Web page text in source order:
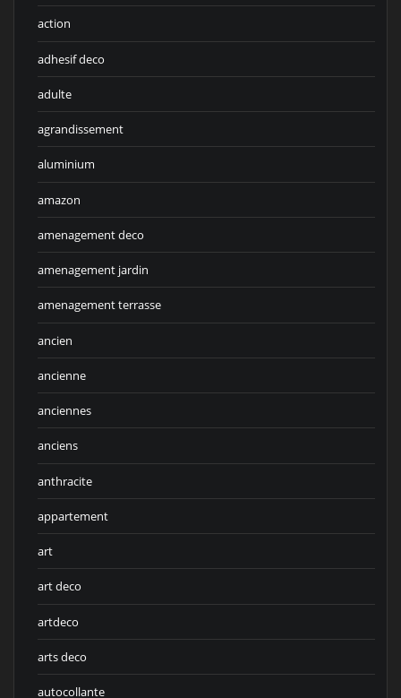
action
adhesif deco
adulte
agrandissement
aluminium
amazon
amenagement deco
amenagement jardin
amenagement terrasse
ancien
ancienne
anciennes
anciens
anthracite
appartement
art
art deco
artdeco
arts deco
autocollante